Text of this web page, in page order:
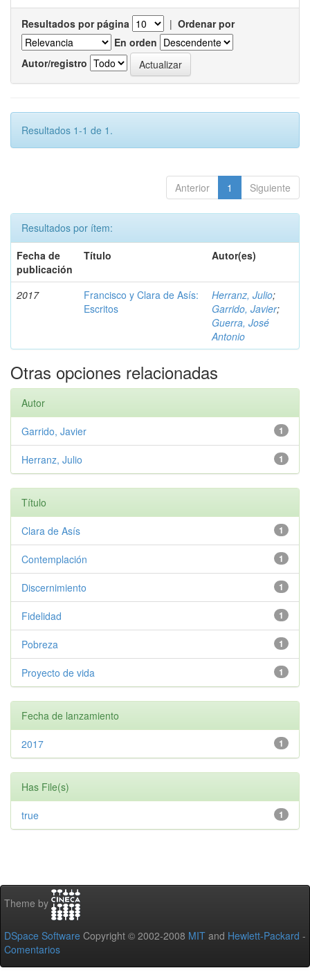
Resultados por página | Ordenar por
En orden
Autor/registro
Resultados 1-1 de 1.
Anterior 1 Siguiente
Resultados por ítem:
Fecha de
publicación
Título Autor(es)
2017
Francisco y Clara de Asís:
Escritos
Herranz, Julio;
Garrido, Javier;
Guerra, José
Antonio
Otras opciones relacionadas
Autor
1
Garrido, Javier
1
Herranz, Julio
Título
1
Clara de Asís
1
Contemplación
1
Discernimiento
1
Fidelidad
1
Pobreza
1
Proyecto de vida
Fecha de lanzamiento
1
2017
Has File(s)
1
true
Theme by
DSpace Software Copyright © 2002-2008 MIT and Hewlett-Packard -
Comentarios